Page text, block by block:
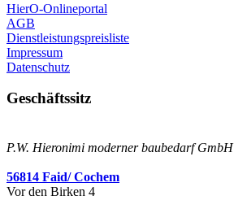
HierO-Onlineportal
AGB
Dienstleistungspreisliste
Impressum
Datenschutz
Geschäftssitz
P.W. Hieronimi moderner baubedarf GmbH
56814 Faid/ Cochem
Vor den Birken 4